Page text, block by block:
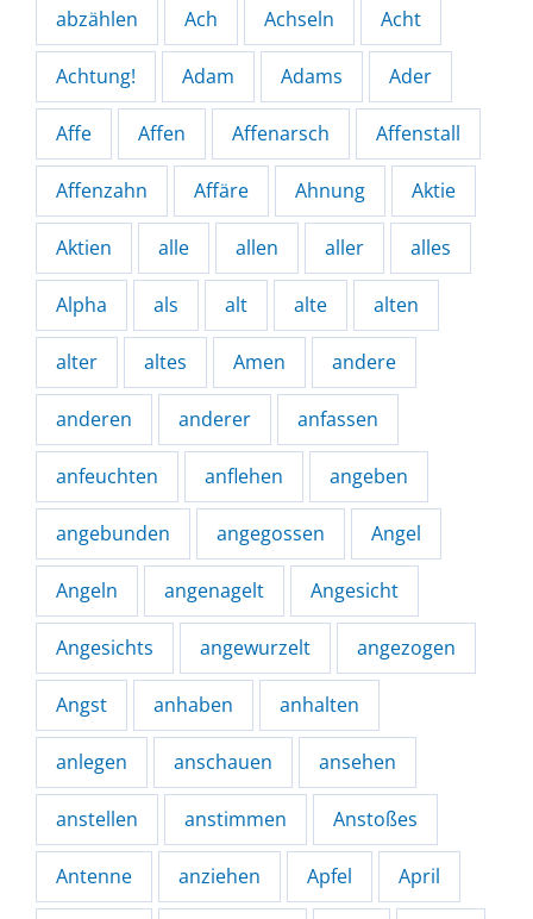
abzählen Ach Achseln Acht
Achtung! Adam Adams Ader
Affe Affen Affenarsch Affenstall
Affenzahn Affäre Ahnung Aktie
Aktien alle allen aller alles
Alpha als alt alte alten
alter altes Amen andere
anderen anderer anfassen
anfeuchten anflehen angeben
angebunden angegossen Angel
Angeln angenagelt Angesicht
Angesichts angewurzelt angezogen
Angst anhaben anhalten
anlegen anschauen ansehen
anstellen anstimmen Anstoßes
Antenne anziehen Apfel April